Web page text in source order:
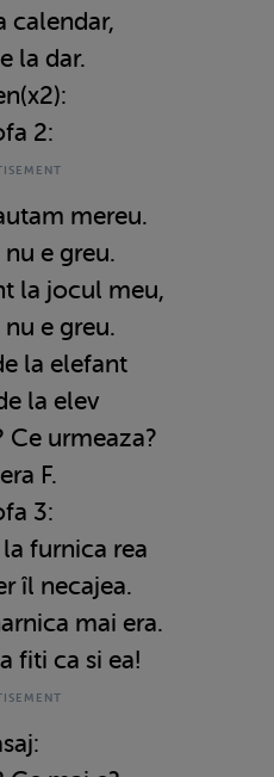
calendar,
la dar.
2:
mereu.
e greu.
la jocul meu,
e greu.
la elefant
la elev
Ce urmeaza?
F.
3:
furnica rea
îl necajea.
mai era.
fiti ca si ea!